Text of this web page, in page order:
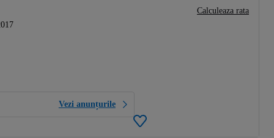
Vezi anunțurile
Calculeaza rata